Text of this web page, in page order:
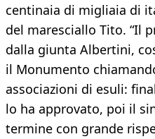
centinaia di migliaia di
del maresciallo Tito. “Il
dalla giunta Albertini,
il Monumento
associazioni di esuli:
lo ha approvato, poi il
termine con grande